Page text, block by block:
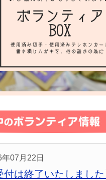
年07月22日
付は終了いたしまし